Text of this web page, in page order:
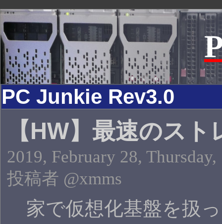
PC Junkie Rev3.0
【HW】最速のス
2019, February 28,
投稿者 @xmms
家で仮想化基盤を扱